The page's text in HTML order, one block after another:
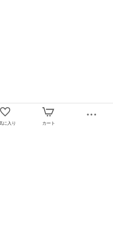
に入り カート